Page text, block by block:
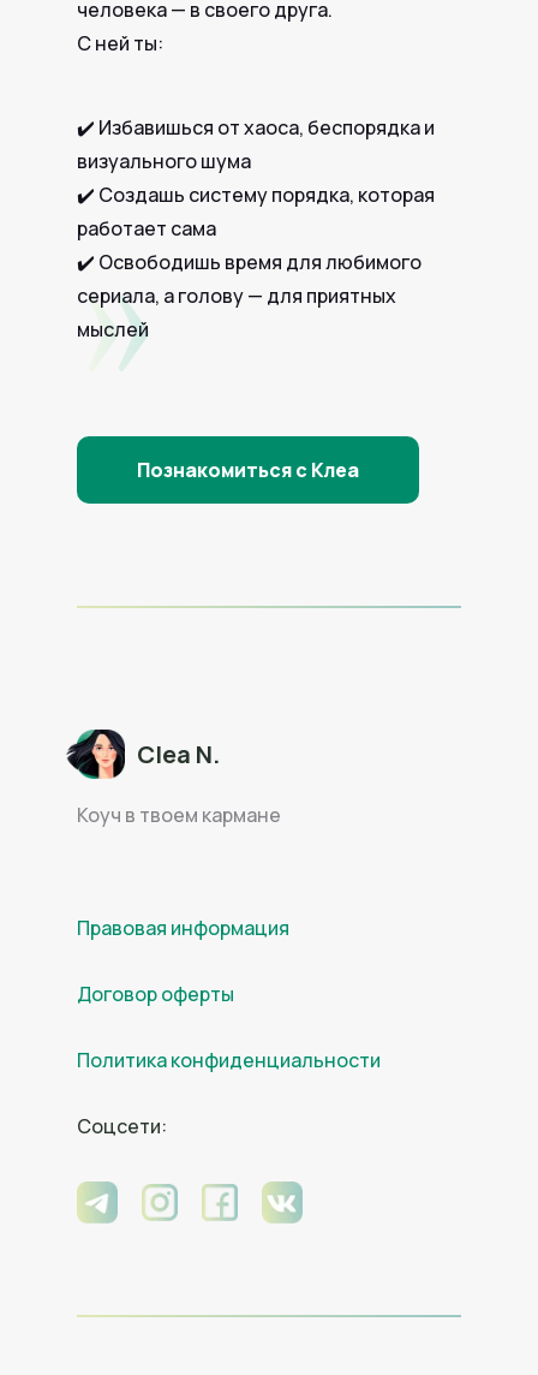
человека — в своего друга.
С ней ты:
✔️ Избавишься от хаоса, беспорядка и
визуального шума
✔️ Создашь систему порядка, которая
работает сама
✔️ Освободишь время для любимого
сериала, а голову — для приятных
мыслей
Познакомиться с Клеа
Правовая информация
Соцсети:
Договор оферты
Политика конфиденциальности
Коуч в твоем кармане
Clea N.